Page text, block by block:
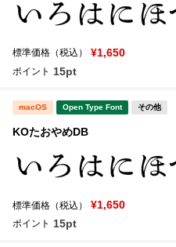
標準価格（税込） ¥1,650
ポイント 15pt
macOS Open Type Font その他
KOたおやめDB
標準価格（税込） ¥1,650
ポイント 15pt